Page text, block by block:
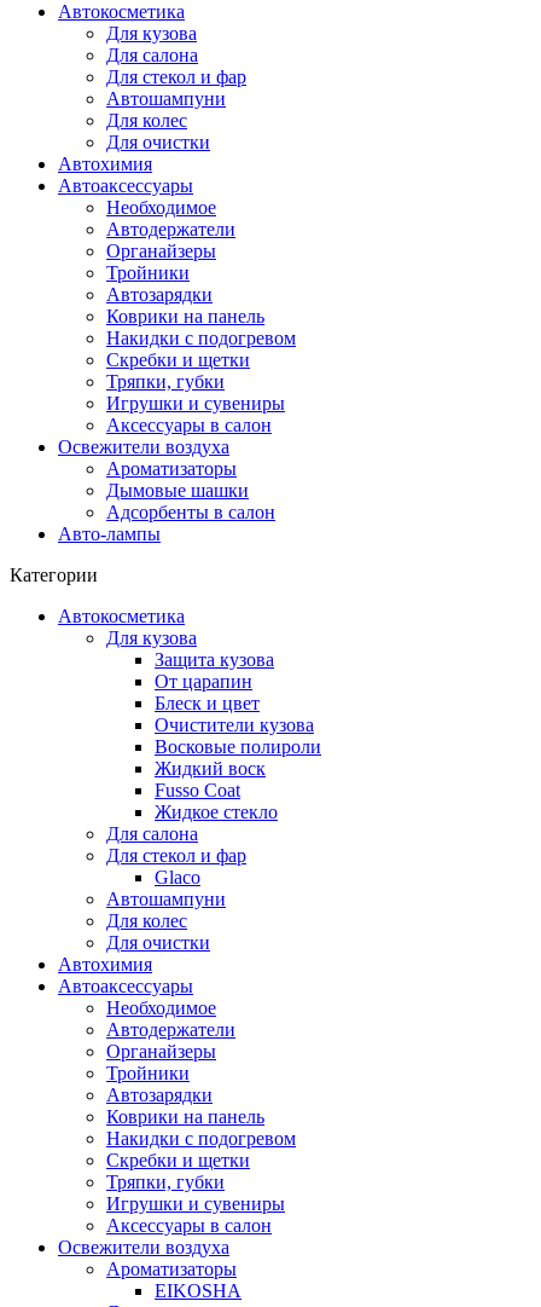
Автокосметика
Для кузова
Для салона
Для стекол и фар
Автошампуни
Для колес
Для очистки
Автохимия
Автоаксессуары
Необходимое
Автодержатели
Органайзеры
Тройники
Автозарядки
Коврики на панель
Накидки с подогревом
Скребки и щетки
Тряпки, губки
Игрушки и сувениры
Аксессуары в салон
Освежители воздуха
Ароматизаторы
Дымовые шашки
Адсорбенты в салон
Авто-лампы
Категории
Автокосметика
Для кузова
Защита кузова
От царапин
Блеск и цвет
Очистители кузова
Восковые полироли
Жидкий воск
Fusso Coat
Жидкое стекло
Для салона
Для стекол и фар
Glaco
Автошампуни
Для колес
Для очистки
Автохимия
Автоаксессуары
Необходимое
Автодержатели
Органайзеры
Тройники
Автозарядки
Коврики на панель
Накидки с подогревом
Скребки и щетки
Тряпки, губки
Игрушки и сувениры
Аксессуары в салон
Освежители воздуха
Ароматизаторы
EIKOSHA